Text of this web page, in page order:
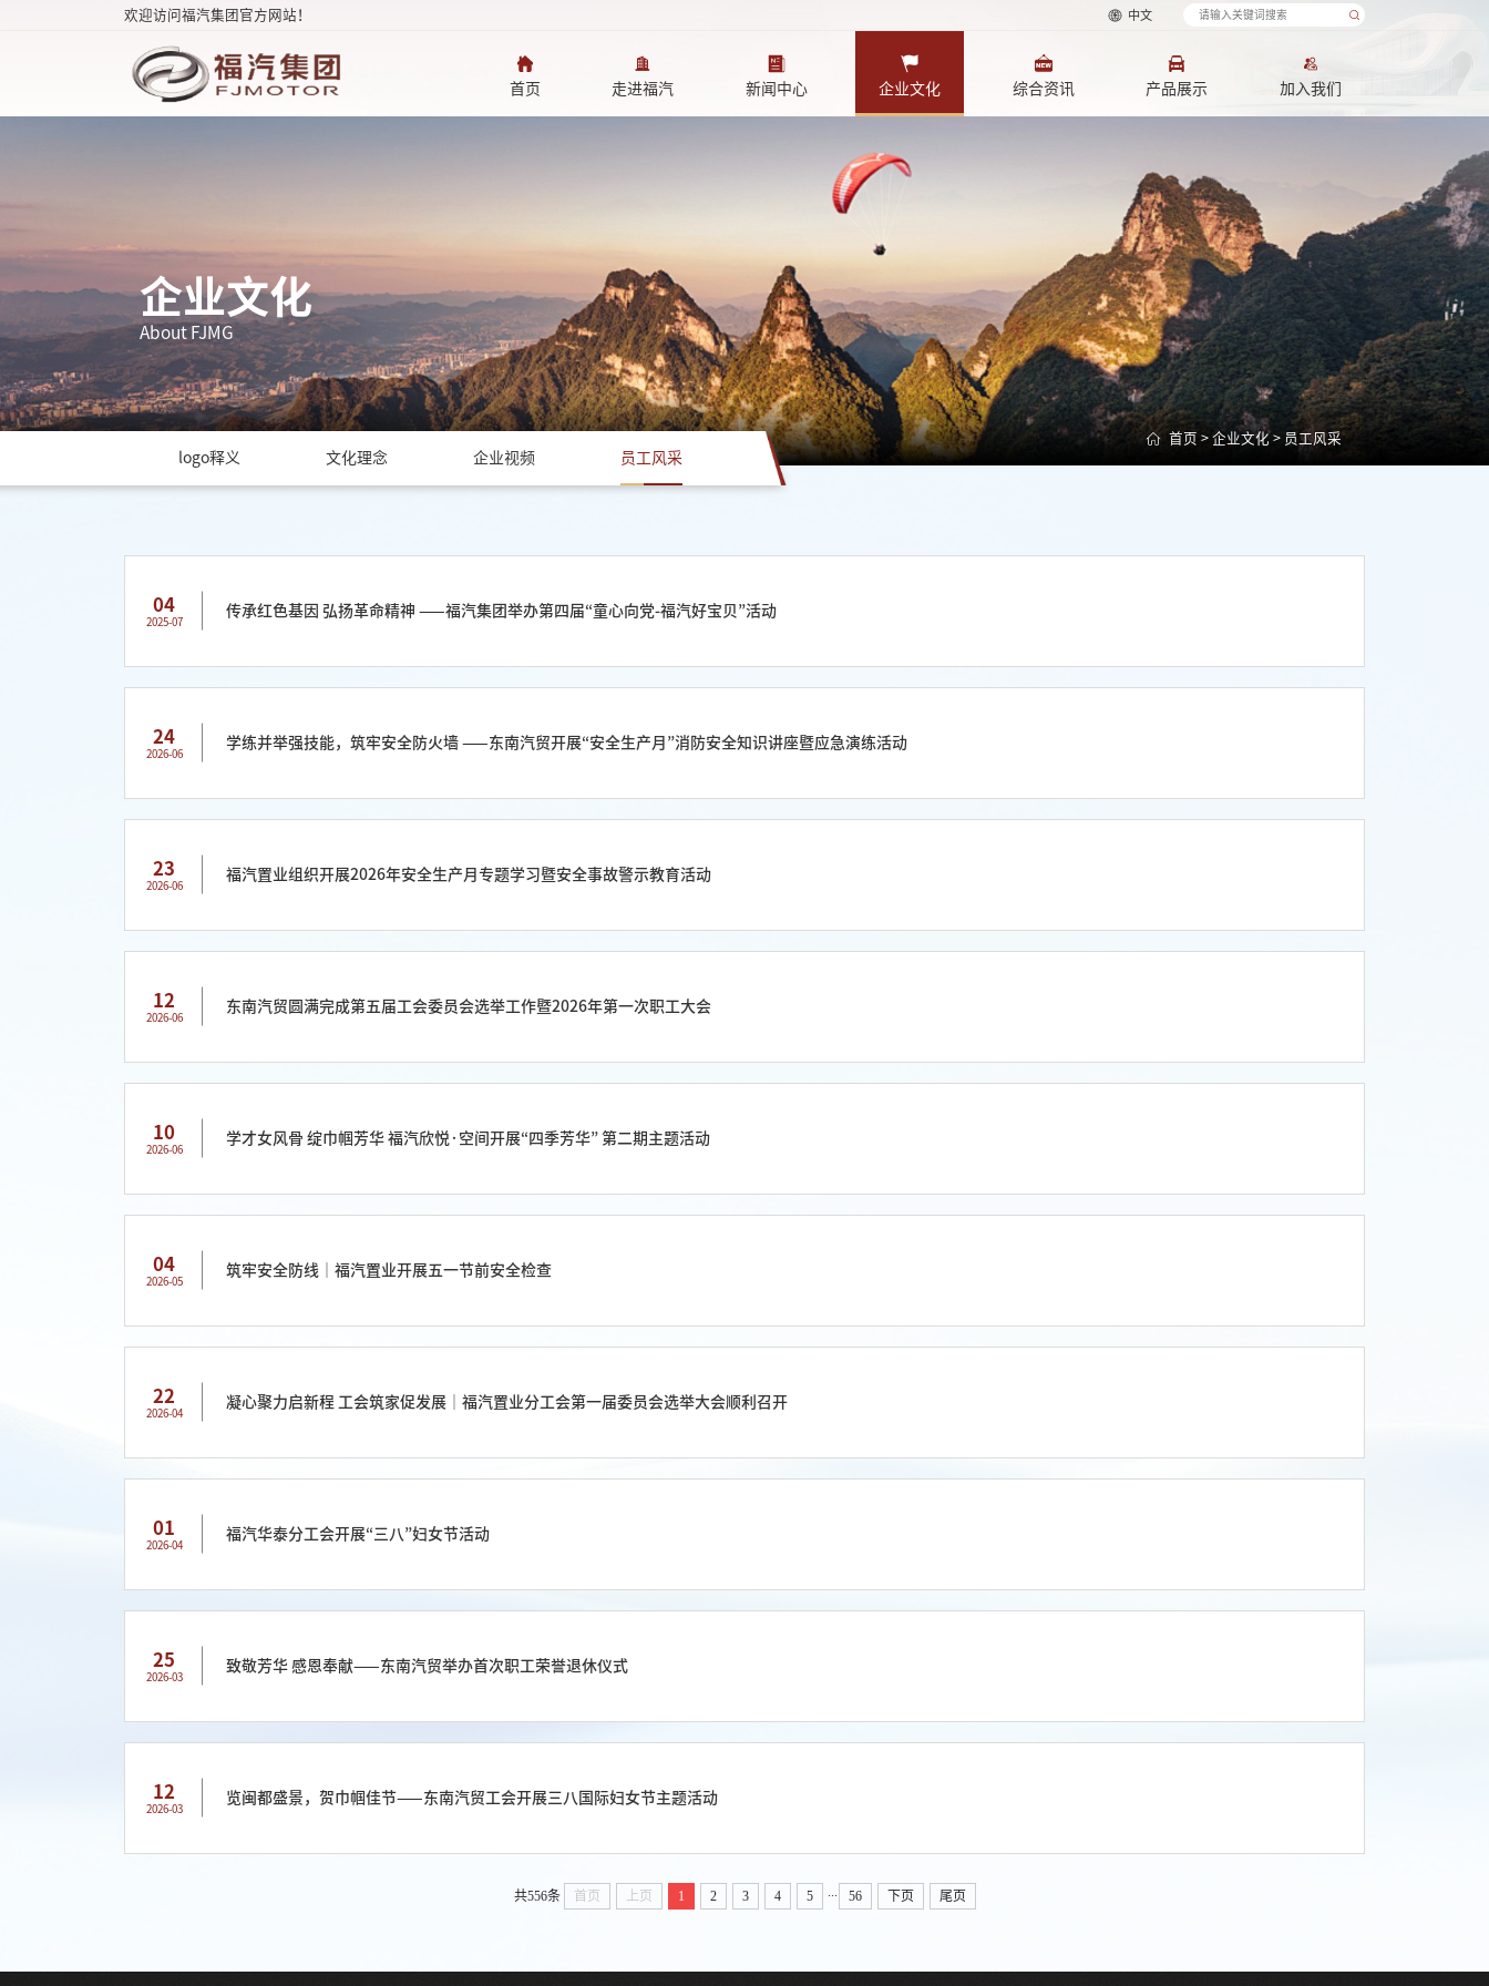
欢迎访问福汽集团官方网站！ 中文
首页 走进福汽 新闻中心 企业文化 综合资讯 产品展示 加入我们
企业文化
About FJMG
首页 > 企业文化> 员工风采
logo释义 文化理念 企业视频 员工风采
04
2025-07
传承红色基因 弘扬革命精神 ——福汽集团举办第四届“童心向党-福汽好宝贝”活动
24
2026-06
学练并举强技能，筑牢安全防火墙 ——东南汽贸开展“安全生产月”消防安全知识讲座暨应急演练活动
23
2026-06
福汽置业组织开展2026年安全生产月专题学习暨安全事故警示教育活动
12
2026-06
东南汽贸圆满完成第五届工会委员会选举工作暨2026年第一次职工大会
10
2026-06
学才女风骨 绽巾帼芳华 福汽欣悦·空间开展“四季芳华” 第二期主题活动
04
2026-05
筑牢安全防线│福汽置业开展五一节前安全检查
22
2026-04
凝心聚力启新程 工会筑家促发展│福汽置业分工会第一届委员会选举大会顺利召开
01
2026-04
福汽华泰分工会开展“三八”妇女节活动
25
2026-03
致敬芳华 感恩奉献——东南汽贸举办首次职工荣誉退休仪式
12
2026-03
览闽都盛景，贺巾帼佳节——东南汽贸工会开展三八国际妇女节主题活动
共556条 首页 上页 1 2 3 4 5 ... 56 下页 尾页